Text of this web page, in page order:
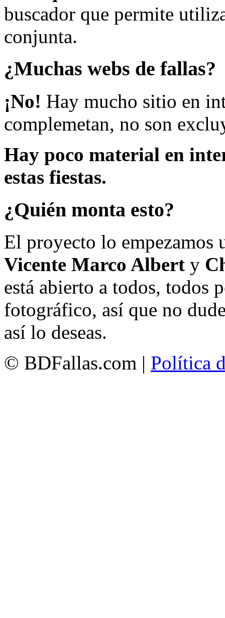
buscador que permite
conjunta.
¿Muchas webs de fallas?
¡No! Hay mucho sitio en
complemetan, no son
Hay poco material en
estas fiestas.
¿Quién monta esto?
El proyecto lo empezamos
Vicente Marco Albert y
está abierto a todos, todos
fotográfico, así que no
así lo deseas.
© BDFallas.com | Política